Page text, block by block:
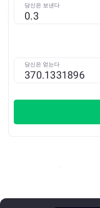
당신은 보낸다
당신은 얻는다